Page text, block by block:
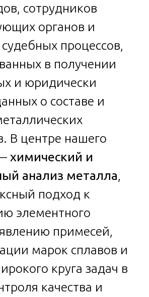
сотрудников
органов и
процессов,
в получении
и юридически
о составе и
В центре нашего
химический и
анализ металла,
подход к
элементного
примесей,
марок сплавов и
круга задач в
качества и